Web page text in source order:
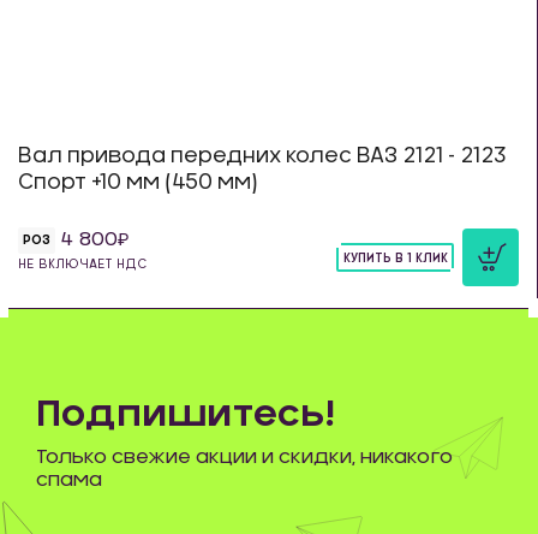
Вал привода передних колес ВАЗ 2121 - 2123
Спорт +10 мм (450 мм)
РОЗ 4 800
НЕ ВКЛЮЧАЕТ НДС
КУПИТЬ В 1 КЛИК
Подпишитесь!
Только свежие акции и скидки, никакого
спама